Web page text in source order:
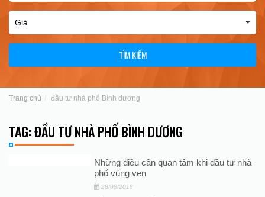
TÌM KIẾM
Trang chủ đầu tư nhà phố Bình dương
TAG: ĐẦU TƯ NHÀ PHỐ BÌNH DƯƠNG
Những điều cần quan tâm khi đầu tư nhà
phố vùng ven
28/08/2018